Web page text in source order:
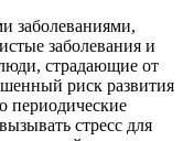
заболеваниями,
заболевания и
страдающие от
риск развития
периодические
стресс для